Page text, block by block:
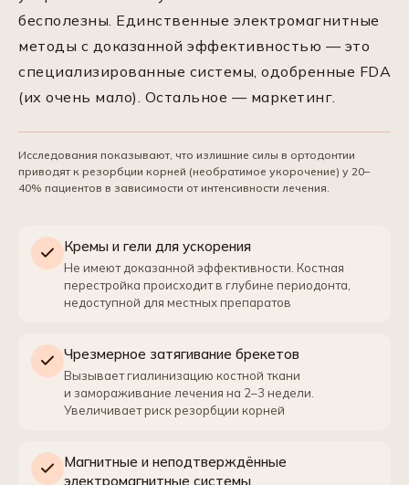
бесполезны. Единственные электромагнитные
методы с доказанной эффективностью — это
специализированные системы, одобренные FDA
(их очень мало). Остальное — маркетинг.
Исследования показывают, что излишние силы в ортодонтии
приводят к резорбции корней (необратимое укорочение) у 20–
40% пациентов в зависимости от интенсивности лечения.
Кремы и гели для ускорения
Не имеют доказанной эффективности. Костная
перестройка происходит в глубине периодонта,
недоступной для местных препаратов
Чрезмерное затягивание брекетов
Вызывает гиалинизацию костной ткани
и замораживание лечения на 2–3 недели.
Увеличивает риск резорбции корней
Магнитные и неподтверждённые
электромагнитные системы